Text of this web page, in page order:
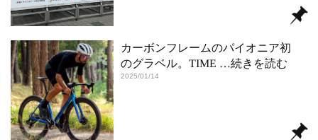
カーボンフレームのパイオニア初
のグラベル。TIME …続きを読む
2025/01/14